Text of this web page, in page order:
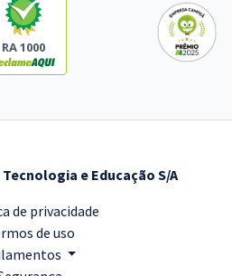
RA 1000
Tecnologia e Educação S/A
de privacidade
de uso